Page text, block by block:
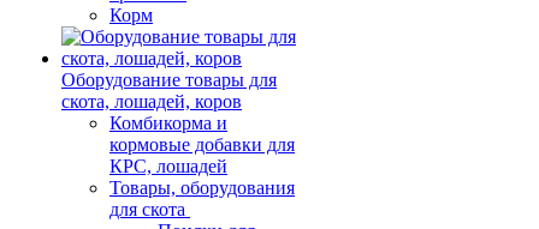
Корм
Оборудование товары для
скота, лошадей, коров
Комбикорма и
кормовые добавки для
КРС, лошадей
Товары, оборудования
для скота